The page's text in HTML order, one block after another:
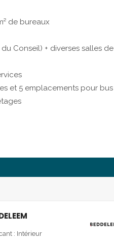
de bureaux
Conseil) + diverses salles de
et 5 emplacements pour bus
: Intérieur